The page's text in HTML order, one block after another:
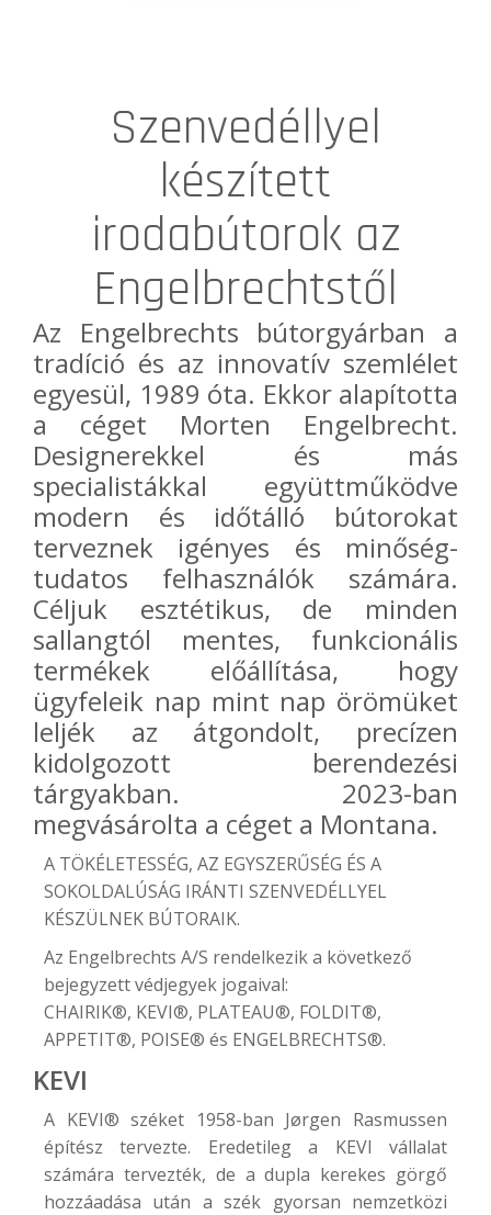
Szenvedéllyel
készített
irodabútorok az
Engelbrechtstől
Az Engelbrechts bútorgyárban a
tradíció és az innovatív szemlélet
egyesül, 1989 óta. Ekkor alapította
a céget Morten Engelbrecht.
Designerekkel és más
specialistákkal együttműködve
modern és időtálló bútorokat
terveznek igényes és minőség-
tudatos felhasználók számára.
Céljuk esztétikus, de minden
sallangtól mentes, funkcionális
termékek előállítása, hogy
ügyfeleik nap mint nap örömüket
leljék az átgondolt, precízen
kidolgozott berendezési
tárgyakban. 2023-ban
megvásárolta a céget a Montana.
A TÖKÉLETESSÉG, AZ EGYSZERŰSÉG ÉS A
SOKOLDALÚSÁG IRÁNTI SZENVEDÉLLYEL
KÉSZÜLNEK BÚTORAIK.
Az Engelbrechts A/S rendelkezik a következő
bejegyzett védjegyek jogaival:
CHAIRIK®, KEVI®, PLATEAU®, FOLDIT®,
APPETIT®, POISE® és ENGELBRECHTS®.
KEVI
A KEVI® széket 1958-ban Jørgen Rasmussen
építész tervezte. Eredetileg a KEVI vállalat
számára tervezték, de a dupla kerekes görgő
hozzáadása után a szék gyorsan nemzetközi